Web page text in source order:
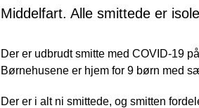
Middelfart. Alle smittede er
Der er udbrudt smitte med COVID-19
Børnehusene er hjem for 9 børn med
Der er i alt ni smittede, og smitten